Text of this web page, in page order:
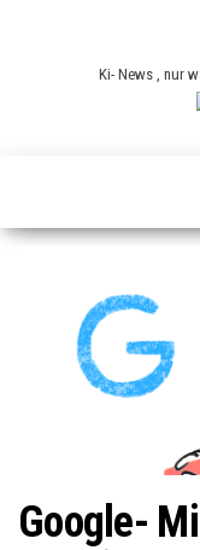
Ki- News , nur
Google-